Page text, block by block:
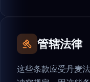
管辖法律
这些条款应受丹麦